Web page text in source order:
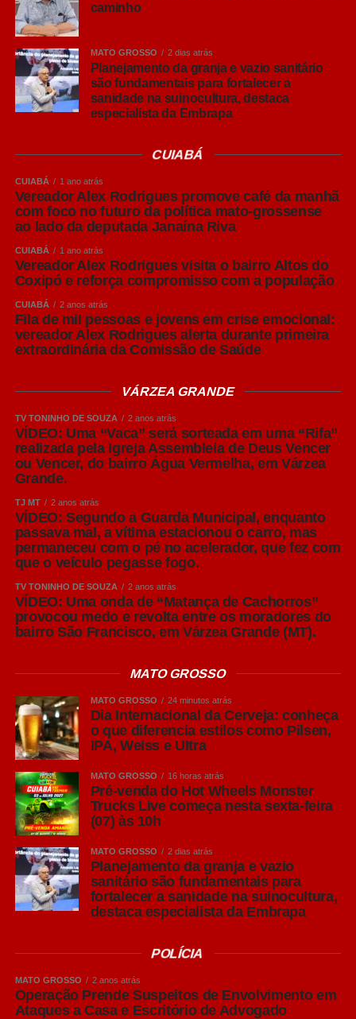
COMENTE ABAIXO:
Twitter
Messenger
LinkedIn
Share
Leia Também: Compromisso com as
comarcas: Presidente do TJMT
autoriza nomeação de mais 23 juízes
caminho
MATO GROSSO 2 dias atrás
Planejamento da granja e vazio sanitário
são fundamentais para fortalecer a
sanidade na suinocultura, destaca
especialista da Embrapa
CUIABÁ
CUIABÁ 1 ano atrás
Vereador Alex Rodrigues promove café da manhã
com foco no futuro da política mato-grossense
ao lado da deputada Janaína Riva
CUIABÁ 1 ano atrás
Vereador Alex Rodrigues visita o bairro Altos do
Coxipó e reforça compromisso com a população
CUIABÁ 2 anos atrás
Fila de mil pessoas e jovens em crise emocional:
vereador Alex Rodrigues alerta durante primeira
extraordinária da Comissão de Saúde
VÁRZEA GRANDE
TV TONINHO DE SOUZA 2 anos atrás
VÍDEO: Uma “Vaca” será sorteada em uma “Rifa”
realizada pela Igreja Assembleia de Deus Vencer
ou Vencer, do bairro Água Vermelha, em Várzea
Grande.
TJ MT 2 anos atrás
VÍDEO: Segundo a Guarda Municipal, enquanto
passava mal, a vítima estacionou o carro, mas
permaneceu com o pé no acelerador, que fez com
que o veículo pegasse fogo.
TV TONINHO DE SOUZA 2 anos atrás
VÍDEO: Uma onda de “Matança de Cachorros”
provocou medo e revolta entre os moradores do
bairro São Francisco, em Várzea Grande (MT).
MATO GROSSO
MATO GROSSO 24 minutos atrás
Dia Internacional da Cerveja: conheça
o que diferencia estilos como Pilsen,
IPA, Weiss e Ultra
MATO GROSSO 16 horas atrás
Pré-venda do Hot Wheels Monster
Trucks Live começa nesta sexta-feira
(07) às 10h
MATO GROSSO 2 dias atrás
Planejamento da granja e vazio
sanitário são fundamentais para
fortalecer a sanidade na suinocultura,
destaca especialista da Embrapa
POLÍCIA
MATO GROSSO 2 anos atrás
Operação Prende Suspeitos de Envolvimento em
Ataques a Casa e Escritório de Advogado